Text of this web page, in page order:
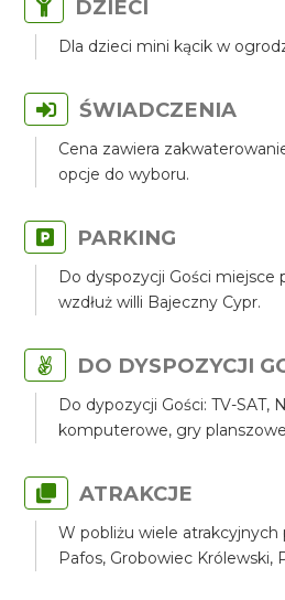
DZIECI
Dla dzieci mini kącik w
ŚWIADCZENIA
Cena zawiera
opcje do wyboru.
PARKING
Do dyspozycji Gości miejsce
wzdłuż willi Bajeczny Cypr.
DO DYSPOZYCJI
Do dypozycji Gości: TV-SAT,
komputerowe, gry
ATRAKCJE
W pobliżu wiele atrakcyjnych
Pafos, Grobowiec Królewski,